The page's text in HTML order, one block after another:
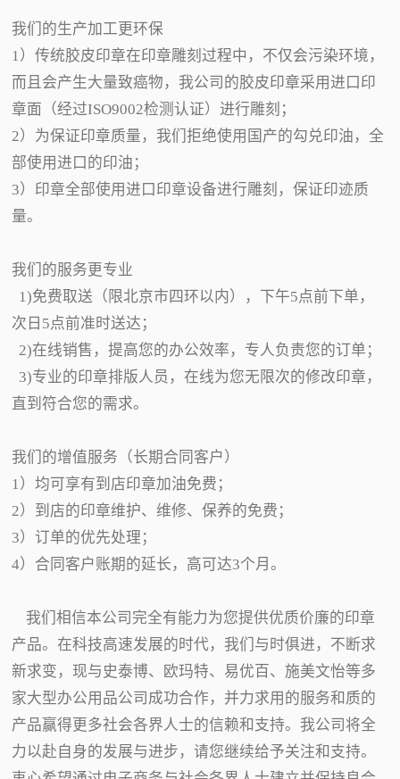
我们的生产加工更环保
1）传统胶皮印章在印章雕刻过程中，不仅会污染环境，
而且会产生大量致癌物，我公司的胶皮印章采用进口印
章面（经过ISO9002检测认证）进行雕刻；
2）为保证印章质量，我们拒绝使用国产的勾兑印油，全
部使用进口的印油；
3）印章全部使用进口印章设备进行雕刻，保证印迹质
量。
我们的服务更专业
1)免费取送（限北京市四环以内），下午5点前下单，
次日5点前准时送达；
2)在线销售，提高您的办公效率，专人负责您的订单；
3)专业的印章排版人员，在线为您无限次的修改印章，
直到符合您的需求。
我们的增值服务（长期合同客户）
1）均可享有到店印章加油免费；
2）到店的印章维护、维修、保养的免费；
3）订单的优先处理；
4）合同客户账期的延长，高可达3个月。
我们相信本公司完全有能力为您提供优质价廉的印章
产品。在科技高速发展的时代，我们与时俱进，不断求
新求变，现与史泰博、欧玛特、易优百、施美文怡等多
家大型办公用品公司成功合作，并力求用的服务和质的
产品赢得更多社会各界人士的信赖和支持。我公司将全
力以赴自身的发展与进步，请您继续给予关注和支持。